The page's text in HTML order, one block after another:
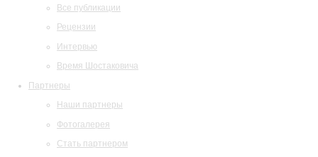
Все публикации
Рецензии
Интервью
Время Шостаковича
Партнеры
Наши партнеры
Фотогалерея
Стать партнером